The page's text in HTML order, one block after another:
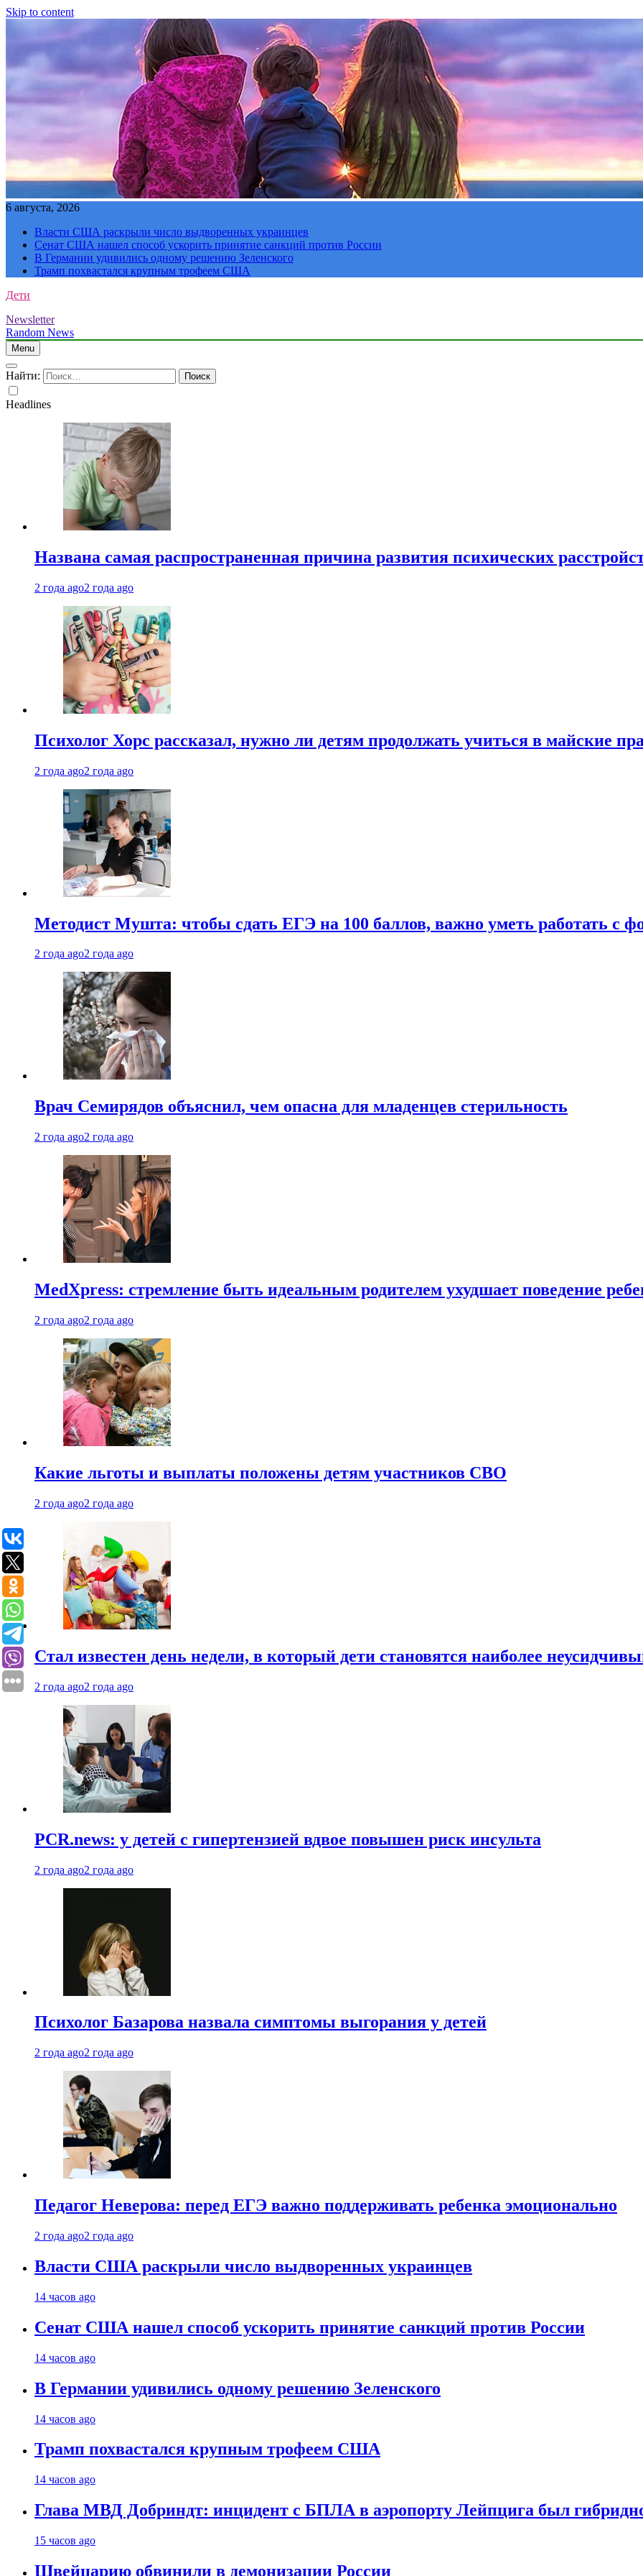
Skip to content
6 августа, 2026
Власти США раскрыли число выдворенных украинцев
Сенат США нашел способ ускорить принятие санкций против России
В Германии удивились одному решению Зеленского
Трамп похвастался крупным трофеем США
Дети
Newsletter
Random News
Menu
Найти:
Headlines
Названа самая распространенная причина развития психических
2 года ago2 года ago
Психолог Хорс рассказал, нужно ли детям продолжать учиться в майские
2 года ago2 года ago
Методист Мушта: чтобы сдать ЕГЭ на 100 баллов, важно уметь работать с
2 года ago2 года ago
Врач Семирядов объяснил, чем опасна для младенцев стерильность
2 года ago2 года ago
MedXpress: стремление быть идеальным родителем ухудшает поведение
2 года ago2 года ago
Какие льготы и выплаты положены детям участников СВО
2 года ago2 года ago
Стал известен день недели, в который дети становятся наиболее
2 года ago2 года ago
PCR.news: у детей с гипертензией вдвое повышен риск инсульта
2 года ago2 года ago
Психолог Базарова назвала симптомы выгорания у детей
2 года ago2 года ago
Педагог Неверова: перед ЕГЭ важно поддерживать ребенка эмоционально
2 года ago2 года ago
Власти США раскрыли число выдворенных украинцев
14 часов ago
Сенат США нашел способ ускорить принятие санкций против России
14 часов ago
В Германии удивились одному решению Зеленского
14 часов ago
Трамп похвастался крупным трофеем США
14 часов ago
Глава МВД Добриндт: инцидент с БПЛА в аэропорту Лейпцига был
15 часов ago
Швейцарию обвинили в демонизации России